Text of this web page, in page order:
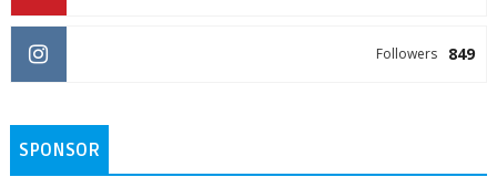
849
Followers
SPONSOR